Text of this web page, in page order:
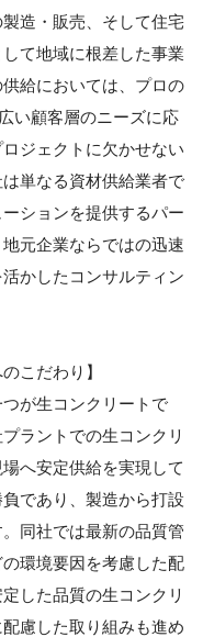
造・販売、そして住宅
て地域に根差した事業
給においては、プロの
い顧客層のニーズに応
ジェクトに欠かせない
単なる資材供給業者で
ションを提供するパー
元企業ならではの迅速
かしたコンサルティン
こだわり】
が生コンクリートで
ラントでの生コンクリ
へ安定供給を実現して
であり、製造から打設
同社では最新の品質管
環境要因を考慮した配
した品質の生コンクリ
慮した取り組みも進め